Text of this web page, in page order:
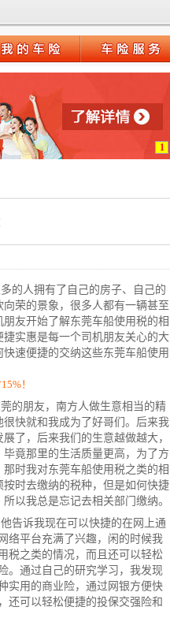
1
的人拥有了自己的房子、自己的
荣的景象，很多人都有一辆甚至
友开始了解东莞车船使用税的相
实惠是每一个司机朋友关心的大
速便捷的交纳这些东莞车船使用
！
的朋友，南方人做生意相当的精
快就和我成为了好哥们。后来我
了，后来我们的生意越做越大，
竟那里的生活质量更高，为了方
时我对东莞车船使用税之类的相
时去缴纳的税种，但是如何快捷
以我总是忘记去相关部门缴纳。
告诉我现在可以快捷的在网上通
络平台充满了兴趣，闲的时候我
税之类的情况，而且还可以轻松
。通过自己的研究学习，我发现
实用的商业险，通过 网银方便快
还可以轻松便捷的投保交强险和